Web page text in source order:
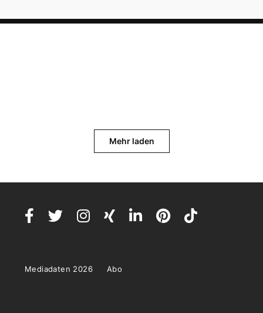
Mehr laden
Mediadaten 2026 Abo